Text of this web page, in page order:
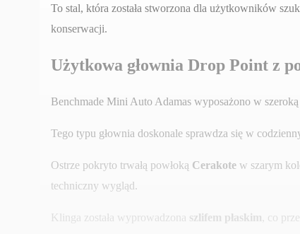
To stal, która została stworzona dla użytkowników
konserwacji.
Użytkowa głownia Drop Point z
Benchmade Mini Auto Adamas wyposażono w
Tego typu głownia doskonale sprawdza się w
Ostrze pokryto trwałą powłoką Cerakote w szarym
techniczny wygląd.
Klinga została wyprowadzona szlifem płaskim , co